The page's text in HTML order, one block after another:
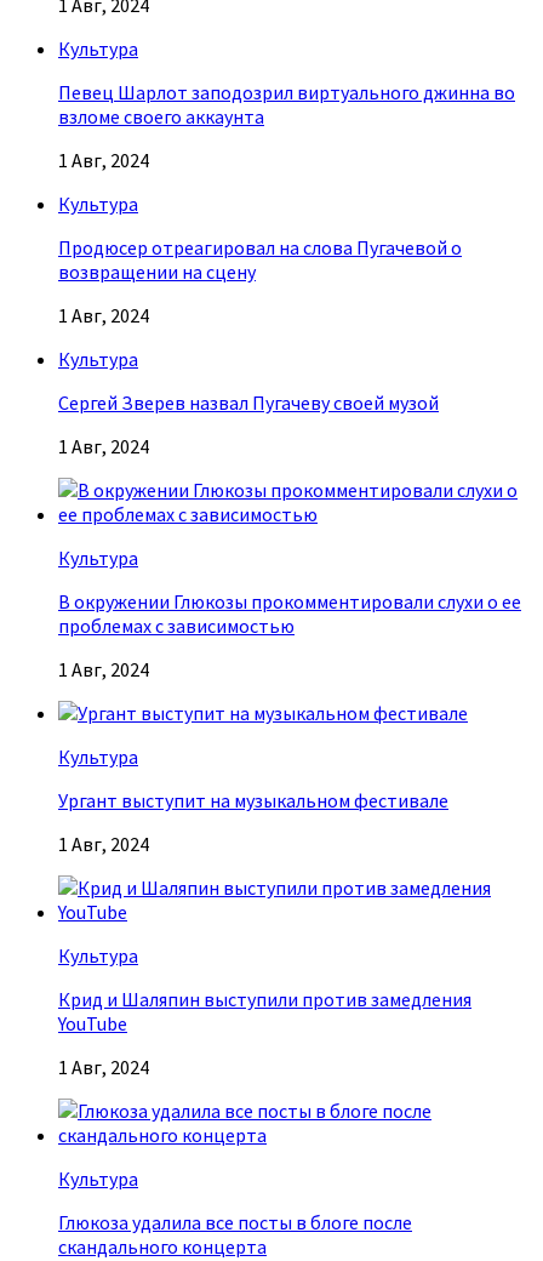
1 Авг, 2024
Культура
Певец Шарлот заподозрил виртуального джинна во
взломе своего аккаунта
1 Авг, 2024
Культура
Продюсер отреагировал на слова Пугачевой о
возвращении на сцену
1 Авг, 2024
Культура
Сергей Зверев назвал Пугачеву своей музой
1 Авг, 2024
Культура
В окружении Глюкозы прокомментировали слухи о ее
проблемах с зависимостью
1 Авг, 2024
Культура
Ургант выступит на музыкальном фестивале
1 Авг, 2024
Культура
Крид и Шаляпин выступили против замедления
YouTube
1 Авг, 2024
Культура
Глюкоза удалила все посты в блоге после
скандального концерта